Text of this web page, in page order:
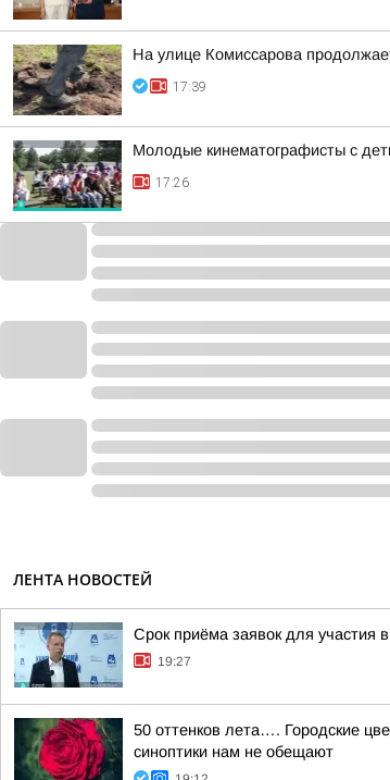
На улице Комиссарова
17:39
Молодые кинематографисты с
17:26
ЛЕНТА НОВОСТЕЙ
Срок приёма заявок для участия
19:27
50 оттенков лета…. Городские
синоптики нам не обещают